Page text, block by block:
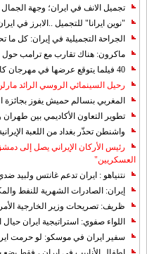
تجميل الانف في ايران؛ وجهة الجمال
"نوين ايرانا" للتجميل ..الابرز في
الجراحة التجميلية في إيران: كل ما
ماكرون: هناك تقارب مع ترامب حول
40 فيلما يتوقع عرضها في مهرجان كان 2019
رحيل السينمائي الروسي الرائد
المغربي بنسالم حميش يفوز بجائزة
تطوير التعاون الأكاديمي بين
واشنطن تحذّر بغداد من اللعبة
رئيس الأركان الإيراني يصل إلى
العسكريين"
نتنياهو : ايران تدعم غانتس ولبيد
إيران: الصادرات الشهریة للنفط والمكثفات تخطت
ظريف: تصريحات وزير الخارجية
اللواء صفوي: استراتيجية ايران حيال
سفير ايران في موسكو: لو حرمت ايران